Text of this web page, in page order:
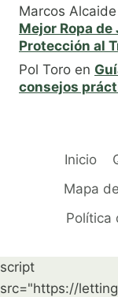
Marcos Alcaide
Mejor Ropa
Protección al
Pol Toro en
consejos
Inicio
Mapa
Política
script
src="https://